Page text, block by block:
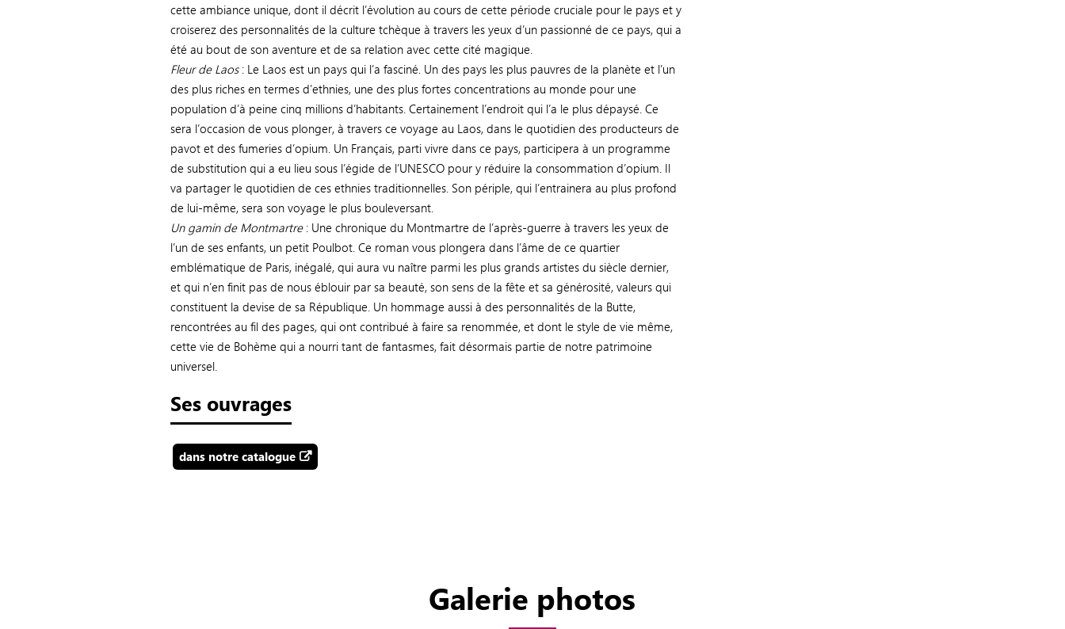
cette ambiance unique, dont il décrit l’évolution au cours de cette période cruciale pour le pays et y
croiserez des personnalités de la culture tchèque à travers les yeux d’un passionné de ce pays, qui a
été au bout de son aventure et de sa relation avec cette cité magique.
Fleur de Laos: Le Laos est un pays qui l’a fasciné. Un des pays les plus pauvres de la planète et l’un
des plus riches en termes d’ethnies, une des plus fortes concentrations au monde pour une
population d’à peine cinq millions d’habitants. Certainement l’endroit qui l’a le plus dépaysé. Ce
sera l’occasion de vous plonger, à travers ce voyage au Laos, dans le quotidien des producteurs de
pavot et des fumeries d’opium. Un Français, parti vivre dans ce pays, participera à un programme
de substitution qui a eu lieu sous l’égide de l’UNESCO pour y réduire la consommation d’opium. Il
va partager le quotidien de ces ethnies traditionnelles. Son périple, qui l’entrainera au plus profond
de lui-même, sera son voyage le plus bouleversant.
Un gamin de Montmartre: Une chronique du Montmartre de l’après-guerre à travers les yeux de
l’un de ses enfants, un petit Poulbot. Ce roman vous plongera dans l’âme de ce quartier
emblématique de Paris, inégalé, qui aura vu naître parmi les plus grands artistes du siècle dernier,
et qui n’en finit pas de nous éblouir par sa beauté, son sens de la fête et sa générosité, valeurs qui
constituent la devise de sa République. Un hommage aussi à des personnalités de la Butte,
rencontrées au fil des pages, qui ont contribué à faire sa renommée, et dont le style de vie même,
cette vie de Bohème qui a nourri tant de fantasmes, fait désormais partie de notre patrimoine
universel.
Ses ouvrages
dans notre catalogue
Galerie photos